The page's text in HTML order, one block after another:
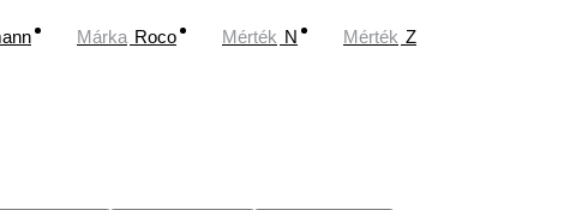
Márka Roco Mérték N Mérték Z